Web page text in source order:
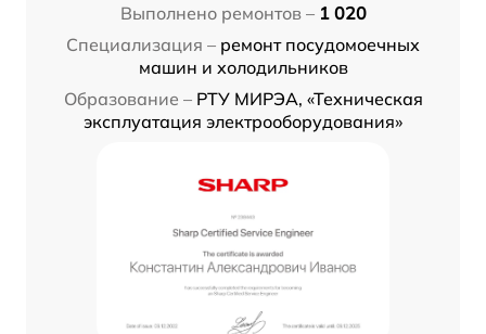
Выполнено ремонтов – 1 020
Специализация – ремонт посудомоечных
машин и холодильников
Образование – РТУ МИРЭА, «Техническая
эксплуатация электрооборудования»